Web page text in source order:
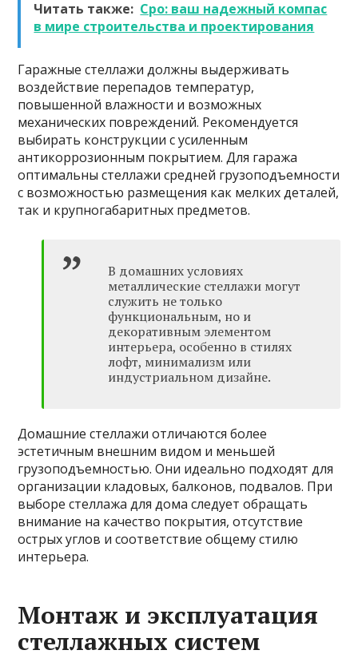
Читать также: Сро: ваш надежный компас
в мире строительства и проектирования
Гаражные стеллажи должны выдерживать
воздействие перепадов температур,
повышенной влажности и возможных
механических повреждений. Рекомендуется
выбирать конструкции с усиленным
антикоррозионным покрытием. Для гаража
оптимальны стеллажи средней грузоподъемности
с возможностью размещения как мелких деталей,
так и крупногабаритных предметов.
В домашних условиях
металлические стеллажи могут
служить не только
функциональным, но и
декоративным элементом
интерьера, особенно в стилях
лофт, минимализм или
индустриальном дизайне.
Домашние стеллажи отличаются более
эстетичным внешним видом и меньшей
грузоподъемностью. Они идеально подходят для
организации кладовых, балконов, подвалов. При
выборе стеллажа для дома следует обращать
внимание на качество покрытия, отсутствие
острых углов и соответствие общему стилю
интерьера.
Монтаж и эксплуатация
стеллажных систем